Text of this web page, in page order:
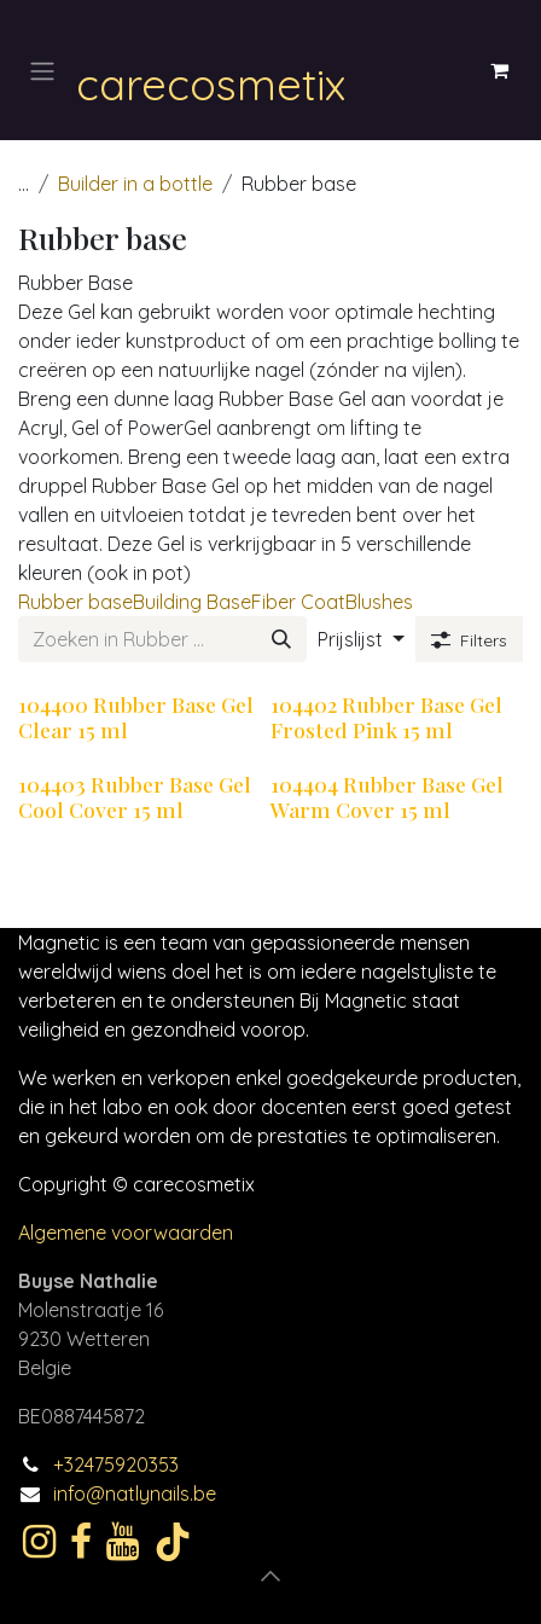
carecosmetix
... Builder in a bottle Rubber base
Rubber base
Rubber Base
Deze Gel kan gebruikt worden voor optimale hechting
onder ieder kunstproduct of om een prachtige bolling te
creëren op een natuurlijke nagel (zónder na vijlen).
Breng een dunne laag Rubber Base Gel aan voordat je
Acryl, Gel of PowerGel aanbrengt om lifting te
voorkomen. Breng een tweede laag aan, laat een extra
druppel Rubber Base Gel op het midden van de nagel
vallen en uitvloeien totdat je tevreden bent over het
resultaat. Deze Gel is verkrijgbaar in 5 verschillende
kleuren (ook in pot)
Rubber baseBuilding BaseFiber CoatBlushes
Prijslijst
Filters
104400 Rubber Base Gel
Clear 15 ml
104402 Rubber Base Gel
Frosted Pink 15 ml
104403 Rubber Base Gel
Cool Cover 15 ml
104404 Rubber Base Gel
Warm Cover 15 ml
Magnetic is een team van gepassioneerde mensen
wereldwijd wiens doel het is om iedere nagelstyliste te
verbeteren en te ondersteunen Bij Magnetic staat
veiligheid en gezondheid voorop.
We werken en verkopen enkel goedgekeurde producten,
die in het labo en ook door docenten eerst goed getest
en gekeurd worden om de prestaties te optimaliseren.
Copyright © carecosmetix
Algemene voorwaarden
Buyse Nathalie
Molenstraatje 16
9230 Wetteren
Belgie
BE0887445872
+32475920353
info@natlynails.be